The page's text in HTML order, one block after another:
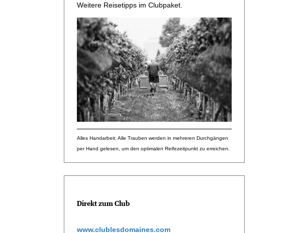
Weitere Reisetipps im Clubpaket.
Alles Handarbeit: Alle Trauben werden in mehreren Durchgängen
per Hand gelesen, um den optimalen Reifezeitpunkt zu erreichen.
Direkt zum Club
www.clublesdomaines.com